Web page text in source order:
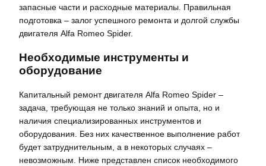
запасные части и расходные материалы. Правильная
подготовка – залог успешного ремонта и долгой службы
двигателя Alfa Romeo Spider.
Необходимые инструменты и
оборудование
Капитальный ремонт двигателя Alfa Romeo Spider –
задача, требующая не только знаний и опыта, но и
наличия специализированных инструментов и
оборудования. Без них качественное выполнение работ
будет затруднительным, а в некоторых случаях –
невозможным. Ниже представлен список необходимого